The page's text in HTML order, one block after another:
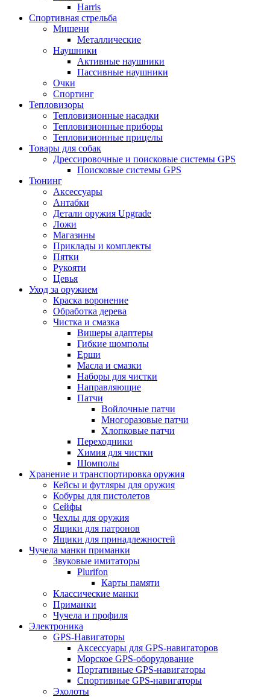
Harris
Спортивная стрельба
Мишени
Металлические
Наушники
Активные наушники
Пассивные наушники
Очки
Спортинг
Тепловизоры
Тепловизионные насадки
Тепловизионные приборы
Тепловизионные прицелы
Товары для собак
Дрессировочные и поисковые системы GPS
Поисковые системы GPS
Тюнинг
Аксессуары
Антабки
Детали оружия Upgrade
Ложи
Магазины
Приклады и комплекты
Пятки
Рукояти
Цевья
Уход за оружием
Краска воронение
Обработка дерева
Чистка и смазка
Вишеры адаптеры
Гибкие шомполы
Ерши
Масла и смазки
Наборы для чистки
Направляющие
Патчи
Войлочные патчи
Многоразовые патчи
Хлопковые патчи
Переходники
Химия для чистки
Шомполы
Хранение и транспортировка оружия
Кейсы и футляры для оружия
Кобуры для пистолетов
Сейфы
Чехлы для оружия
Ящики для патронов
Ящики для принадлежностей
Чучела манки приманки
Звуковые имитаторы
Plurifon
Карты памяти
Классические манки
Приманки
Чучела и профиля
Электроника
GPS-Навигаторы
Аксессуары для GPS-навигаторов
Морское GPS-оборудование
Портативные GPS-навигаторы
Спортивные GPS-навигаторы
Эхолоты